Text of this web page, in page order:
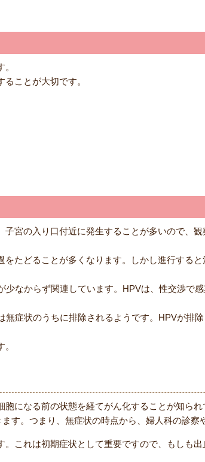
ことが大切です。
宮の入り口付近に発生することが多いので、
たどることが多くなります。しかし進行する
なからず関連しています。HPVは、性交渉で
症状のうちに排除されるようです。HPVが排
になる前の状態を経てがん化することが知ら
す。つまり、無症状の時点から、婦人科の診
これは初期症状として重要ですので、もしも